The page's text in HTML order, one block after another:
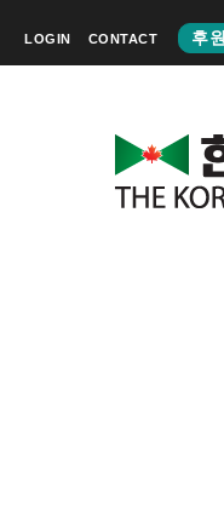
LOGIN CONTACT 후원